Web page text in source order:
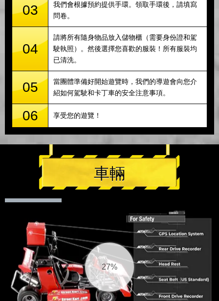
03
我們會根據預約提供手環。領取手環後，請填寫
問卷。
04
請將所有隨身物品放入儲物櫃（需要身份證和駕
駛執照）。然後選擇您喜歡的服裝！所有服裝均
已清洗。
05
當團體準備好開始遊覽時，我們的導遊會向您介
紹如何駕駛和卡丁車的安全注意事項。
06 享受您的遊覽！
車輛
27%